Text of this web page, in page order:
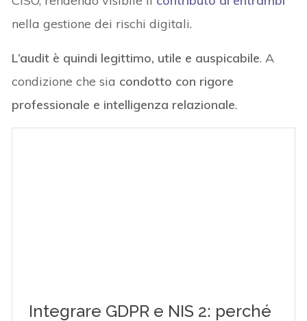
nella gestione dei rischi digitali.
L’audit è quindi legittimo, utile e auspicabile. A
condizione che sia condotto con rigore
professionale e intelligenza relazionale.